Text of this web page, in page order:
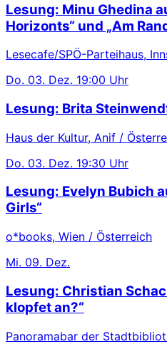
Lesung: Minu Ghedina
Horizonts“ und „Am
Lesecafe/SPÖ-Parteihaus,
Do. 03. Dez. 19:00 Uhr
Lesung: Brita
Haus der Kultur, Anif /
Do. 03. Dez. 19:30 Uhr
Lesung: Evelyn Bubich
Girls“
o*books, Wien / Österreich
Mi. 09. Dez.
Lesung: Christian
klopfet an?“
Panoramabar der